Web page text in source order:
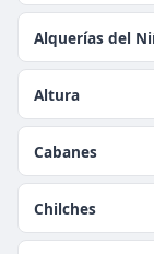
Alquerías del
Altura
Cabanes
Chilches